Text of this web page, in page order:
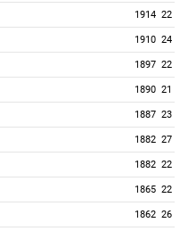
1914 22
1910 24
1897 22
1890 21
1887 23
1882 27
1882 22
1865 22
1862 26